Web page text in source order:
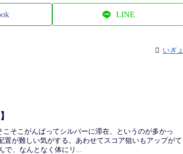
LINE
いぎょ
そこがんばってシルバーに滞在、というのが多かっ
置が難しい気がする。あわせてスコア狙いもアップがて
で、なんとなく体にリ...